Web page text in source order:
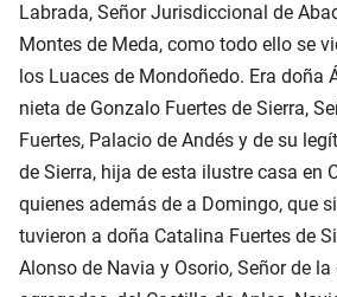
Labrada, Señor Jurisdiccional de
Montes de Meda, como todo ello se
los Luaces de Mondoñedo. Era doña
nieta de Gonzalo Fuertes de Sierra,
Fuertes, Palacio de Andés y de su
de Sierra, hija de esta ilustre casa en
quienes además de a Domingo, que
tuvieron a doña Catalina Fuertes de
Alonso de Navia y Osorio, Señor de